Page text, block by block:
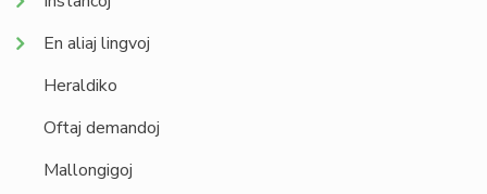
En aliaj lingvoj
Heraldiko
Oftaj demandoj
Mallongigoj